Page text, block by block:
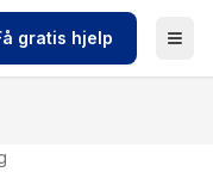
gratis hjelp